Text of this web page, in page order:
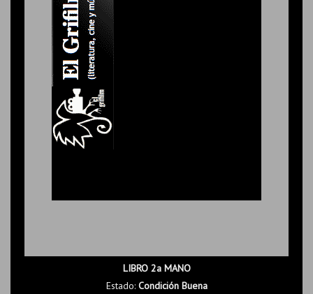
LIBRO 2a MANO
Estado: Condición Buena